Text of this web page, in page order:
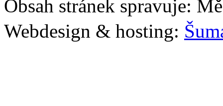
Obsah stránek spravuje:
Webdesign & hosting: